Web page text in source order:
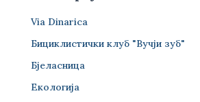
Via Dinarica
Бициклистички клуб "Вучји зуб"
Бјеласница
Екологија